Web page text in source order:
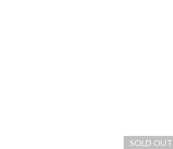
SOLD OUT